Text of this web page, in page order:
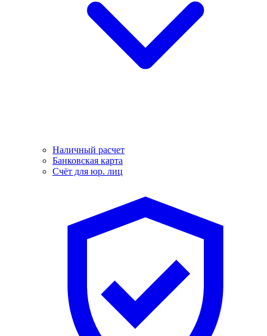
Наличный расчет
Банковская карта
Счёт для юр. лиц